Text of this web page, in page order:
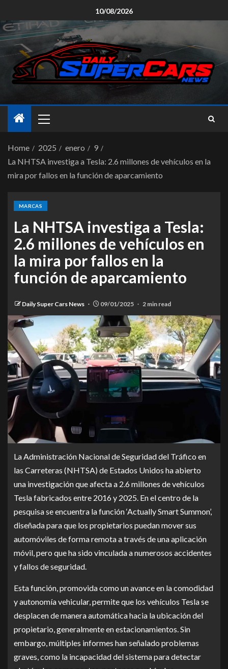
10/08/2026
Home 2025 enero
9
La NHTSA investiga a Tesla: 2.6 millones de vehículos en la
mira por fallos en la función de aparcamiento
MARCAS
La NHTSA investiga a Tesla:
2.6 millones de vehículos en
la mira por fallos en la
función de aparcamiento
Daily Super Cars News 09/01/2025 2 min read
La Administración Nacional de Seguridad del Tráfico en
las Carreteras (NHTSA) de Estados Unidos ha abierto
una investigación que afecta a 2.6 millones de vehículos
Tesla fabricados entre 2016 y 2025. En el centro de la
pesquisa se encuentra la función ‘Actually Smart Summon’,
diseñada para que los propietarios puedan mover sus
automóviles de forma remota a través de una aplicación
móvil, pero que ha sido vinculada a numerosos accidentes
y fallos de seguridad.
Esta función, promovida como un avance en la comodidad
y autonomía vehicular, permite que los vehículos Tesla se
desplacen de manera automática hacia la ubicación del
propietario, generalmente en estacionamientos. Sin
embargo, múltiples informes han señalado problemas
graves, como la incapacidad del sistema para detectar